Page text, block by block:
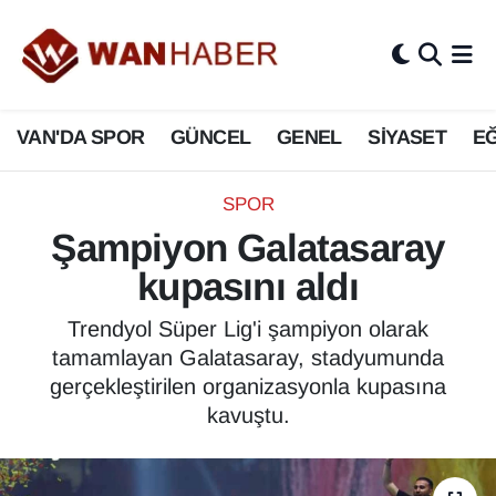
VAN'DA SPOR GÜNCEL GENEL SİYASET
SPOR
Şampiyon Galatasaray
kupasını aldı
Trendyol Süper Lig'i şampiyon olarak
tamamlayan Galatasaray, stadyumunda
gerçekleştirilen organizasyonla kupasına
kavuştu.
3.SAYFA
ASAYİŞ
BİLİM VE TEKNOLOJİ
Biyografi
Bölge Haberleri
ÇEVRE
Dernekler, Odalar
Van Nöbetçi Eczaneler
Van Hava Durumu
Van Namaz Vakitleri
Van Trafik Yoğunluk Haritası
Süper Lig Puan Durumu ve Fikstür
Tüm Manşetler
Son Dakika Haberleri
Haber Arşivi